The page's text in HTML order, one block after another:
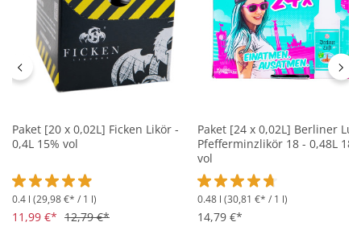
Paket [20 x 0,02L] Ficken Likör -
0,4L 15% vol
Durchschnittliche Bewertung von 4.9 von 5 Sternen
0.4 l (29,98 €* / 1 l)
11,99 €* 12,79 €*
Paket [24 x 0,02L] Berliner Luft
Pfefferminzlikör 18 - 0,48L
vol
Durchschnittliche
0.48 l (30,81 €* / 1 l)
14,79 €*